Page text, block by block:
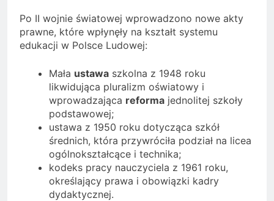
Po II wojnie światowej wprowadzono nowe akty
prawne, które wpłynęły na kształt systemu
edukacji w Polsce Ludowej:
Mała ustawa szkolna z 1948 roku
likwidująca pluralizm oświatowy i
wprowadzająca reforma jednolitej szkoły
podstawowej;
ustawa z 1950 roku dotycząca szkół
średnich, która przywróciła podział na licea
ogólnokształcące i technika;
kodeks pracy nauczyciela z 1961 roku,
określający prawa i obowiązki kadry
dydaktycznej.